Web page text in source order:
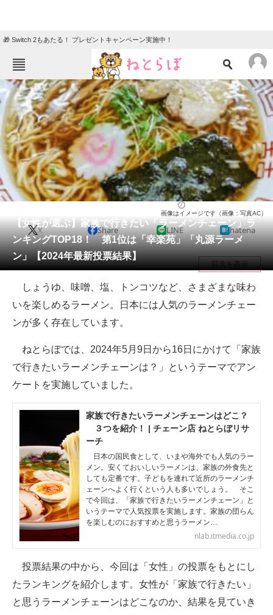
🎁 Switch 2もあたる！ プレゼントキャンペーン実施中！
ねとらぼメニュー
TOP ニュース
エンタメ クイズ
グルメ 地域
住まい 教育・育児
動物 リサーチ
会員記事
メディア
注目記事を集めた総合ページ
ITの今と未来を見通す
スマホと通信の最新トレンド
進化するPCとデバイスの未来
好きが集まる 比べて選べる
ビジネスと働き方のヒント
AI活用のいまが分かる
企業ITのトレンドを詳説
経営リーダーのコミュニティ
マーケ×ITの今がよく分かる
ITエンジニア向け専門サイト
企業向けIT製品の総合サイト
IT製品の技術・比較・事例
【女性が選ぶ】家族で行きたい「ラーメンチェーン」ラ
ンキングTOP18！ 第1位は「幸楽苑」「丸源ラーメ
ン」【2024年最新投票結果】
画像はイメージです（画像：写真AC）
X Share LINE hatena
目次を表示
しょうゆ、味噌、塩、トンコツなど、さまざまな味わ
いを楽しめるラーメン。日本には人気のラーメンチェー
ンが多く存在しています。
ねとらぼでは、2024年5月9日から16日にかけて「家族
で行きたいラーメンチェーンは？」というテーマでアン
ケートを実施していました。
家族で行きたいラーメンチェーンはどこ？
３つを紹介！ | チェーン店 ねとらぼリサ
ーチ
日本の国民食として、いまや海外でも人気のラー
メン。安くておいしいラーメンは、家族の外食先と
しても定番です。子どもを連れて近所のラーメンチ
ェーンへよく行くという人も多いでしょう。 そこ
で今回は、「家族で行きたいラーメンチェーン」と
いうテーマで人気投票を実施します。家族の団らん
を楽しむのにおすすめと思うラーメン…
nlab.itmedia.co.jp
投票結果の中から、今回は「女性」の投票をもとにし
たランキングを紹介します。女性が「家族で行きたい」
と思うラーメンチェーンはどこなのか、結果を見ていき